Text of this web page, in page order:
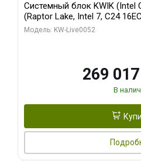
Системный блок KWIK (Intel
(Raptor Lake, Intel 7, C24
модуля)/ Palit RTX5080
Модель: KW-Live0052
269
В